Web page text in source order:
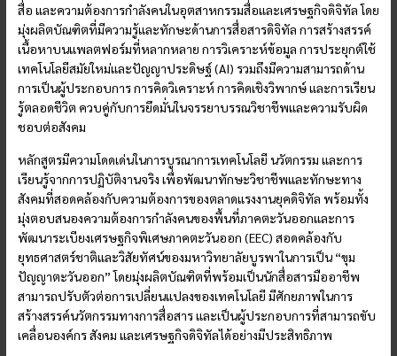
สื่อ และความต้องการกำลังคนในอุตสาหกรรมสื่อและเศรษฐกิจดิจิทัล โดย
มุ่งผลิตบัณฑิตที่มีความรู้และทักษะด้านการสื่อสารดิจิทัล การสร้างสรรค์
เนื้อหาบนแพลตฟอร์มที่หลากหลาย การวิเคราะห์ข้อมูล การประยุกต์ใช้
เทคโนโลยีสมัยใหม่และปัญญาประดิษฐ์ (AI) รวมถึงมีความสามารถด้าน
การเป็นผู้ประกอบการ การคิดวิเคราะห์ การคิดเชิงวิพากษ์ และการเรียน
รู้ตลอดชีวิต ควบคู่กับการยึดมั่นในจรรยาบรรณวิชาชีพและความรับผิด
ชอบต่อสังคม
หลักสูตรมีความโดดเด่นในการบูรณาการเทคโนโลยี นวัตกรรม และการ
เรียนรู้จากการปฏิบัติงานจริง เพื่อพัฒนาทักษะวิชาชีพและทักษะทาง
สังคมที่สอดคล้องกับความต้องการของตลาดแรงงานยุคดิจิทัล พร้อมทั้ง
มุ่งตอบสนองความต้องการกำลังคนของพื้นที่ภาคตะวันออกและการ
พัฒนาระเบียงเศรษฐกิจพิเศษภาคตะวันออก (EEC) สอดคล้องกับ
ยุทธศาสตร์ชาติและวิสัยทัศน์ของมหาวิทยาลัยบูรพาในการเป็น “ขุม
ปัญญาตะวันออก” โดยมุ่งผลิตบัณฑิตที่พร้อมเป็นนักสื่อสารมืออาชีพ
สามารถปรับตัวต่อการเปลี่ยนแปลงของเทคโนโลยี มีศักยภาพในการ
สร้างสรรค์นวัตกรรมทางการสื่อสาร และเป็นผู้ประกอบการที่สามารถขับ
เคลื่อนองค์กร สังคม และเศรษฐกิจดิจิทัลได้อย่างมีประสิทธิภาพ